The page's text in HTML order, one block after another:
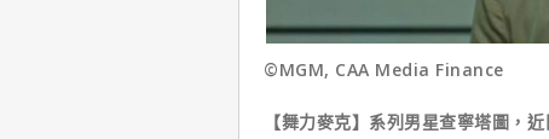
©MGM, CAA Media Finance
【舞力麥克】系列男星查寧塔圖，